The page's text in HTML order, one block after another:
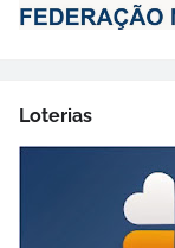
Loterias